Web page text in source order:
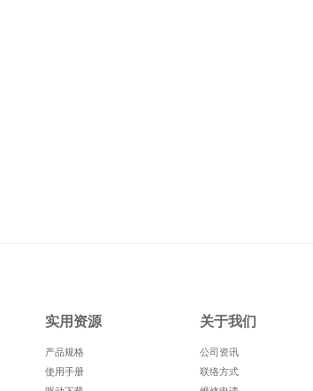
实用资源
产品规格
使用手册
关于我们
公司资讯
联络方式